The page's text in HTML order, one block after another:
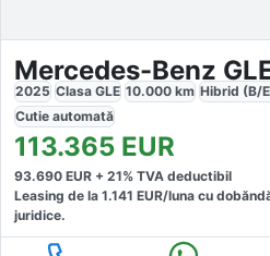
Mercedes-Benz
2025 Clasa GLE 10.000 km Hibrid (B/
Cutie automată
113.365 EUR
93.690 EUR + 21% TVA deductibil
Leasing de la 1.141 EUR/luna cu
juridice.